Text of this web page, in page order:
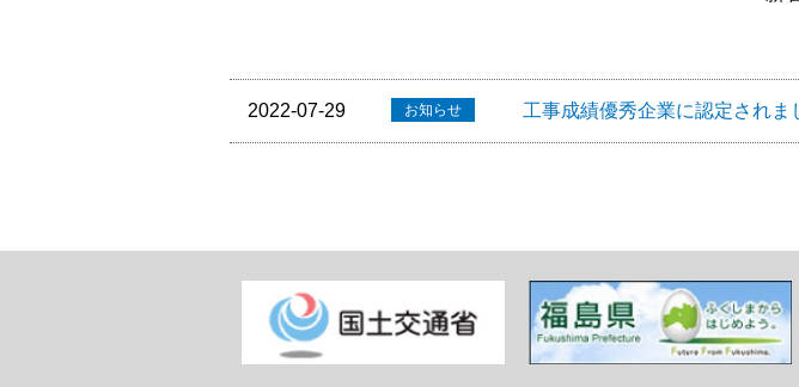
2022-07-29 工事成績優秀企業に認定されま